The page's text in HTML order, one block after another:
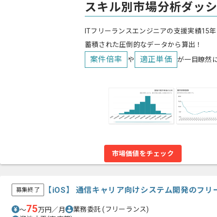
スキル別市場分析ダッ
ITフリーランスエンジニアの支援実績15
蓄積された圧倒的なデータから算出！
案件倍率 や 適正単価 が一目瞭然
市場価値をチェック
募集終了 【iOS】 通信キャリア向けシステム開発のフ
〜75万円／月 業務委託(フリーランス)